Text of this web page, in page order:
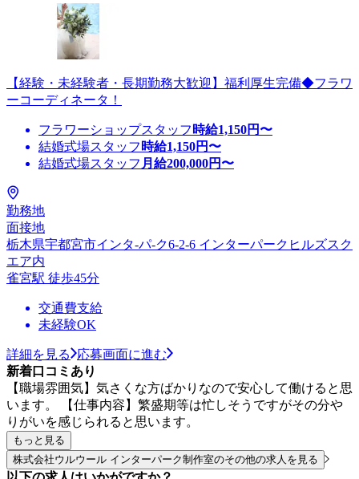
【経験・未経験者・長期勤務大歓迎】福利厚生完備◆フラワ
ーコーディネータ！
フラワーショップスタッフ 時給1,150円〜
結婚式場スタッフ 時給1,150円〜
結婚式場スタッフ 月給200,000円〜
勤務地
面接地
栃木県宇都宮市インタ-パ-ク6-2-6 インターパークヒルズスク
エア内
雀宮駅 徒歩45分
交通費支給
未経験OK
詳細を見る
応募画面に進む
新着口コミあり
【職場雰囲気】気さくな方ばかりなので安心して働けると思
います。 【仕事内容】繁盛期等は忙しそうですがその分や
りがいを感じられると思います。
もっと見る
株式会社ウルウール インターパーク制作室のその他の求人を見る